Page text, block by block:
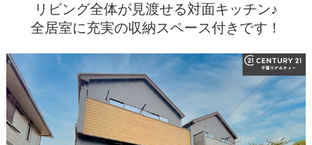
リビング全体が見渡せる対面キッチン♪
全居室に充実の収納スペース付きです！